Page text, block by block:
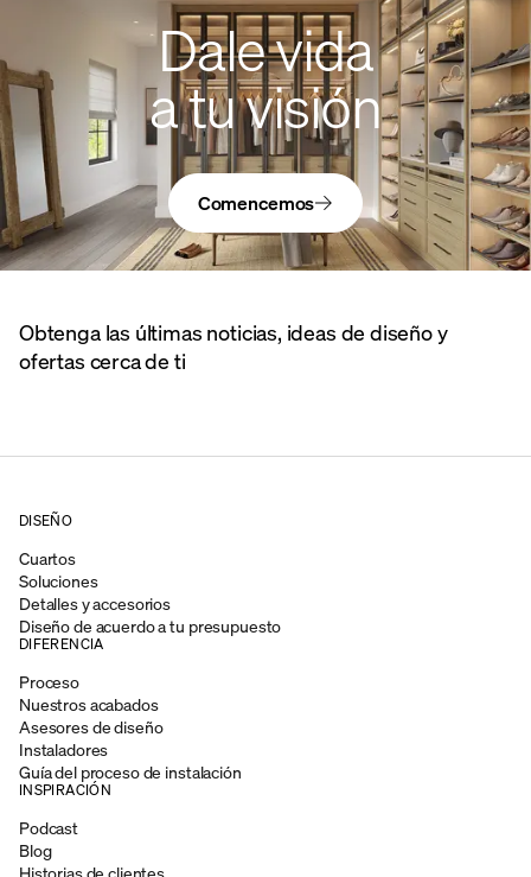
Dale vida
a tu visión
Comencemos
Obtenga las últimas noticias, ideas de diseño y
ofertas cerca de ti
DISEÑO
Cuartos
Soluciones
Detalles y accesorios
Diseño de acuerdo a tu presupuesto
DIFERENCIA
Proceso
Nuestros acabados
Asesores de diseño
Instaladores
Guía del proceso de instalación
INSPIRACIÓN
Podcast
Blog